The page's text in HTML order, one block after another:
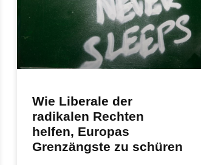
Wie Liberale der
radikalen Rechten
helfen, Europas
Grenzängste zu schüren